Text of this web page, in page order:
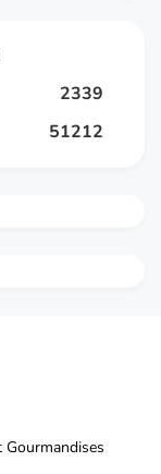
2339
51212